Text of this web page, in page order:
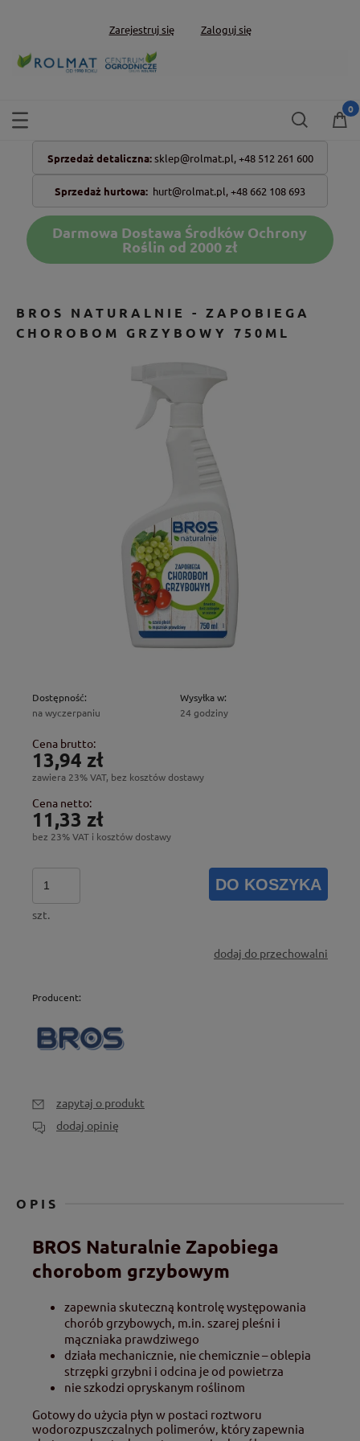
Zarejestruj się Zaloguj się
Sprzedaż detaliczna: sklep@rolmat.pl, +48 512 261 600
Sprzedaż hurtowa: hurt@rolmat.pl,+48 662 108 693
Darmowa Dostawa Środków Ochrony
Roślin od 2000 zł
BROS NATURALNIE - ZAPOBIEGA
CHOROBOM GRZYBOWY 750ML
Dostępność:
na wyczerpaniu
Wysyłka w:
24 godziny
Cena brutto:
13,94 zł
zawiera 23% VAT, bez kosztów dostawy
Cena netto:
11,33 zł
bez 23% VAT i kosztów dostawy
szt.
DO KOSZYKA
dodaj do przechowalni
Producent:
zapytaj o produkt
dodaj opinię
OPIS
BROS Naturalnie Zapobiega
chorobom grzybowym
zapewnia skuteczną kontrolę występowania
chorób grzybowych, m.in. szarej pleśni i
mączniaka prawdziwego
działa mechanicznie, nie chemicznie – oblepia
strzępki grzybni i odcina je od powietrza
nie szkodzi opryskanym roślinom
Gotowy do użycia płyn w postaci roztworu
wodorozpuszczalnych polimerów, który zapewnia